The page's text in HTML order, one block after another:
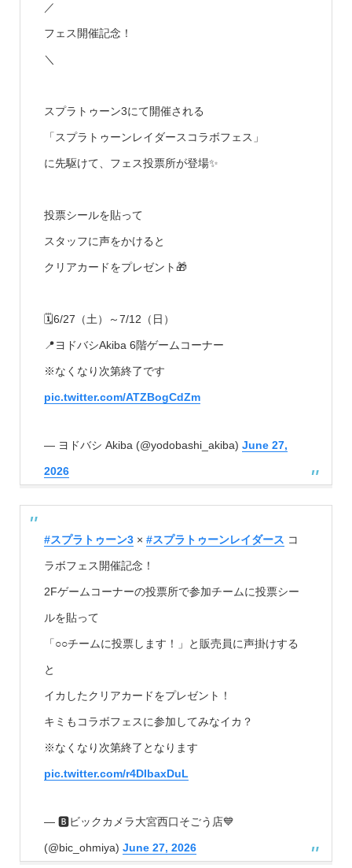
／
フェス開催記念！
＼
スプラトゥーン3にて開催される
「スプラトゥーンレイダースコラボフェス」
に先駆けて、フェス投票所が登場✨
投票シールを貼って
スタッフに声をかけると
クリアカードをプレゼント🎁
🗓️6/27（土）～7/12（日）
📍ヨドバシAkiba 6階ゲームコーナー
※なくなり次第終了です
pic.twitter.com/ATZBogCdZm
— ヨドバシ Akiba (@yodobashi_akiba) June 27,
2026
#スプラトゥーン3× #スプラトゥーンレイダース コ
ラボフェス開催記念！
2Fゲームコーナーの投票所で参加チームに投票シー
ルを貼って
「○○チームに投票します！」と販売員に声掛けする
と
イカしたクリアカードをプレゼント！
キミもコラボフェスに参加してみなイカ？
※なくなり次第終了となります
pic.twitter.com/r4DIbaxDuL
— 🅱️ビックカメラ大宮西口そごう店💙
(@bic_ohmiya) June 27, 2026